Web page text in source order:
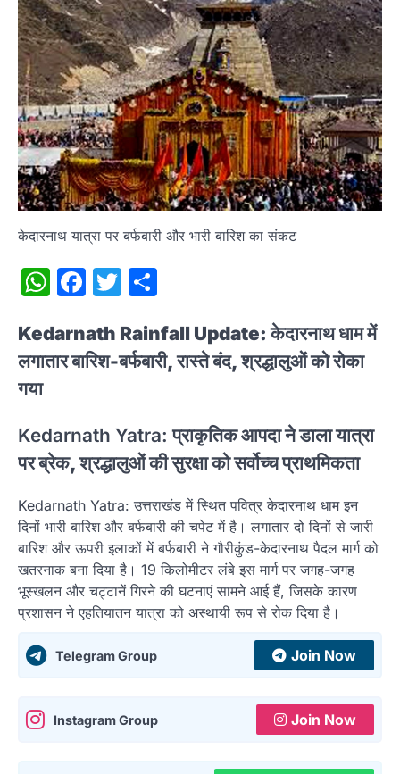
केदारनाथ यात्रा पर बर्फबारी और भारी बारिश का संकट
WhatsApp
Facebook
Twitter
Kedarnath Rainfall Update: केदारनाथ धाम में
लगातार बारिश-बर्फबारी, रास्ते बंद, श्रद्धालुओं को रोका
गया
Kedarnath Yatra:प्राकृतिक आपदा ने डाला यात्रा
पर ब्रेक, श्रद्धालुओं की सुरक्षा को सर्वोच्च प्राथमिकता
Kedarnath Yatra: उत्तराखंड में स्थित पवित्र केदारनाथ धाम इन
दिनों भारी बारिश और बर्फबारी की चपेट में है। लगातार दो दिनों से जारी
बारिश और ऊपरी इलाकों में बर्फबारी ने गौरीकुंड-केदारनाथ पैदल मार्ग को
खतरनाक बना दिया है। 19 किलोमीटर लंबे इस मार्ग पर जगह-जगह
भूस्खलन और चट्टानें गिरने की घटनाएं सामने आई हैं, जिसके कारण
प्रशासन ने एहतियातन यात्रा को अस्थायी रूप से रोक दिया है।
Telegram Group Join Now
Instagram Group Join Now